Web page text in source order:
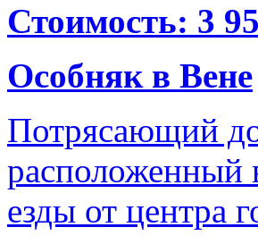
Стоимость: 3
Особняк в Вене
Потрясающий
расположенный
езды от центра